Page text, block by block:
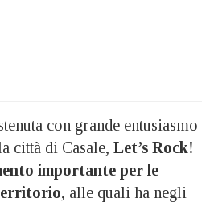
con grande entusiasmo
città di Casale, Let’s Rock!
importante per le
, alle quali ha negli